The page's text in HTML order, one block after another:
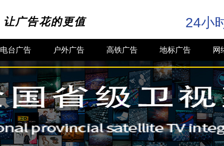
让广告花的更值 24小
电台广告 户外广告 高铁广告 地标广告 网